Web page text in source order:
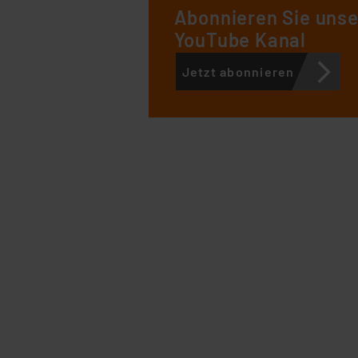
Abonnieren Sie
YouTube Kanal
Jetzt abonnieren